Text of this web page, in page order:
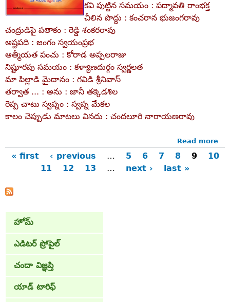
కవి పుట్టిన సమయం : పద్మావతి రాంభక్త
చీలిన పొద్దు : కంచరాన భుజంగరావు
చంద్రుడిపై పతాకం : రెడ్డి శంకరరావు
అష్టపది : జంగం స్వయంప్రభ
ఆత్మీయత పంచు : కోరాడ అప్పలరాజు
నిష్టూరపు సమయం : కళ్యాణదుర్గం స్వర్ణలత
మా పిల్లాడి మైదానం : గవిడి శ్రీనివాస్‌
తర్వాత ... : అను : జానీ తక్కెడశిల
రెప్ప చాటు స్వప్నం : స్వప్న మేకల
కాలం చెప్పుడు మాటలు వినదు : చందలూరి నారాయణరావు
Read more
ఈ
Pages
« first ‹ previous … 5 6 7 8 9
10
11
12 13 … next › last »
హోమ్
ఎడిటర్ ప్రోపైల్
చందా విజ్ఞప్తి
యాడ్ టారిఫ్